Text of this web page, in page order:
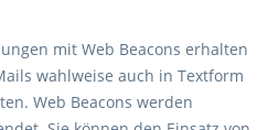
mit Web Beacons erhalten
wahlweise auch in Textform
Web Beacons werden